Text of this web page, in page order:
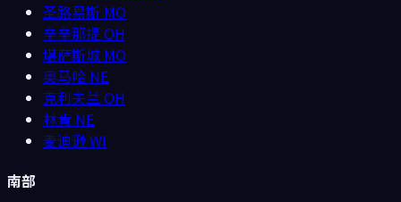
圣路易斯 MO
辛辛那提 OH
堪萨斯城 MO
奥马哈 NE
克利夫兰 OH
林肯 NE
麦迪逊WI
南部